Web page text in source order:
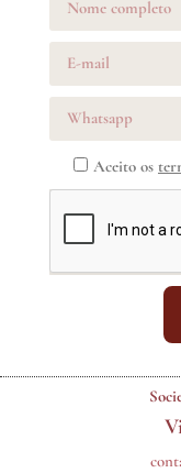
Aceito os